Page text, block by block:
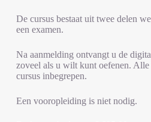
De cursus bestaat uit twee delen
een examen.
Na aanmelding ontvangt u de
zoveel als u wilt kunt oefenen.
cursus inbegrepen.
Een vooropleiding is niet nodig.